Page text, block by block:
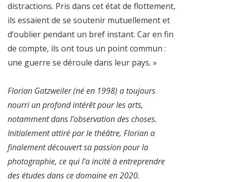
distractions. Pris dans cet état de flottement,
ils essaient de se soutenir mutuellement et
d’oublier pendant un bref instant. Car en fin
de compte, ils ont tous un point commun :
une guerre se déroule dans leur pays. »
Florian Gatzweiler (né en 1998) a toujours
nourri un profond intérêt pour les arts,
notamment dans l’observation des choses.
Initialement attiré par le théâtre, Florian a
finalement découvert sa passion pour la
photographie, ce qui l’a incité à entreprendre
des études dans ce domaine en 2020.